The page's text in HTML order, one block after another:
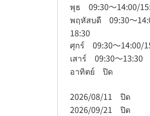
พุธ 09:30～14:00/
พฤหัสบดี 09:30～
18:30
ศุกร์ 09:30～14:00/
เสาร์ 09:30～13:30
อาทิตย์ ปิด
2026/08/11 ปิด
2026/09/21 ปิด